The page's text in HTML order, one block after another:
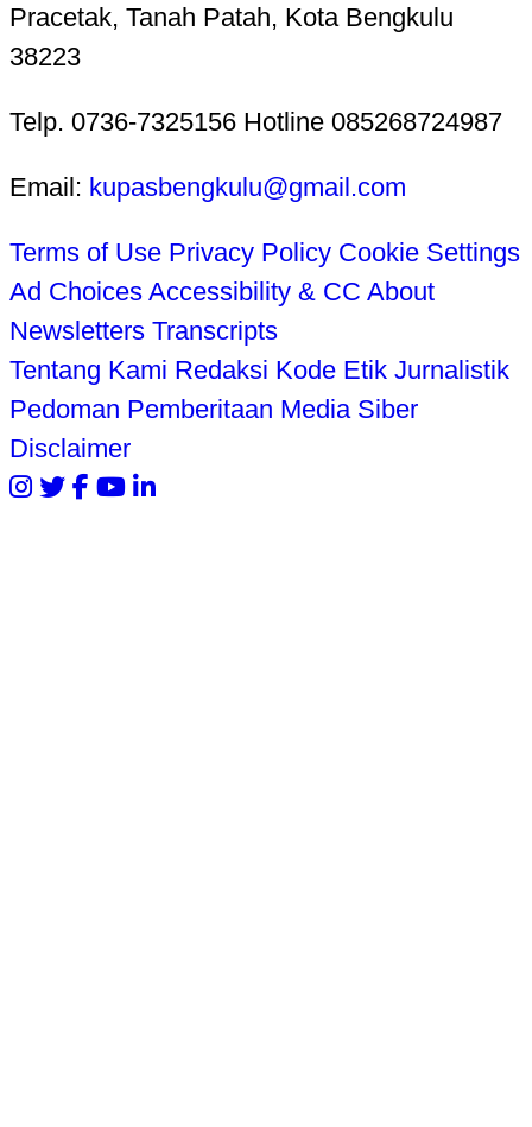
Pracetak, Tanah Patah, Kota Bengkulu
38223
Telp. 0736-7325156 Hotline 085268724987
Email: kupasbengkulu@gmail.com
Terms of Use Privacy Policy Cookie Settings
Ad Choices Accessibility & CC About
Newsletters Transcripts
Tentang Kami Redaksi Kode Etik Jurnalistik
Pedoman Pemberitaan Media Siber
Disclaimer